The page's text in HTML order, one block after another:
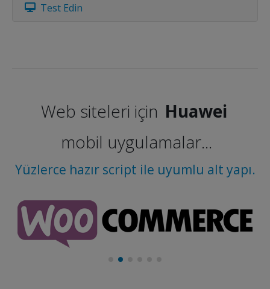
Test Edin
Web siteleri için Huawei
mobil uygulamalar...
Yüzlerce hazır script ile uyumlu alt yapı.